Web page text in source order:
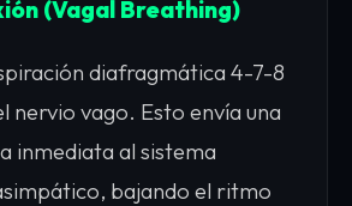
(Vagal Breathing)
diafragmática 4-7-8
nervio vago. Esto envía una
inmediata al sistema
bajando el ritmo